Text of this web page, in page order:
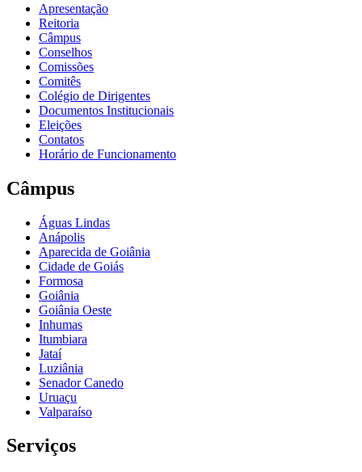
Apresentação
Reitoria
Câmpus
Conselhos
Comissões
Comitês
Colégio de Dirigentes
Documentos Institucionais
Eleições
Contatos
Horário de Funcionamento
Câmpus
Águas Lindas
Anápolis
Aparecida de Goiânia
Cidade de Goiás
Formosa
Goiânia
Goiânia Oeste
Inhumas
Itumbiara
Jataí
Luziânia
Senador Canedo
Uruaçu
Valparaíso
Serviços